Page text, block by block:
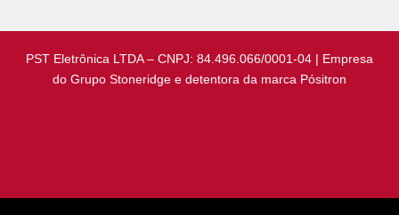
PST Eletrônica LTDA – CNPJ: 84.496.066/0001-04 | Empresa
do Grupo Stoneridge e detentora da marca Pósitron